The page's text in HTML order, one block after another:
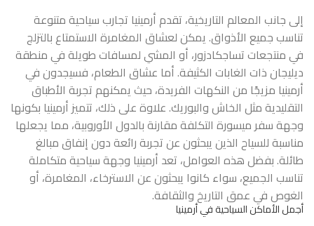
إلى جانب المعالم التاريخية، تقدم أرمينيا تجارب سياحية متنوعة
تناسب جميع الأذواق. يمكن لعشاق المغامرة الاستمتاع بالتزلج
في منتجعات تساجكادزور، أو المشي لمسافات طويلة في منطقة
ديليجان ذات الغابات الكثيفة. أما عشاق الطعام، فسيجدون في
أرمينيا مزيجًا من النكهات الفريدة، حيث يمكنهم تجربة الأطباق
التقليدية مثل الخاش والبوريك. علاوة على ذلك، تتميز أرمينيا بكونها
وجهة سفر ميسورة التكلفة مقارنة بالدول الأوروبية، مما يجعلها
مناسبة للسياح الذين يبحثون عن تجربة رائعة دون إنفاق مبالغ
طائلة. بفضل هذه العوامل، تعد أرمينيا وجهة سياحية متكاملة
تناسب الجميع، سواء كانوا يبحثون عن الاسترخاء، المغامرة، أو
الغوص في عمق التاريخ والثقافة.
أجمل الأماكن السياحية في أرمينيا